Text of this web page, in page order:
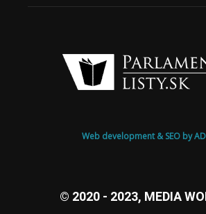
Web development & SEO by
© 2020 - 2023, MEDIA